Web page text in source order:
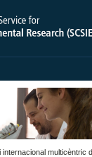
internacional multicèntric